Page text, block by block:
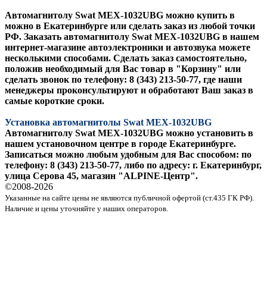
Автомагнитолу Swat MEX-1032UBG можно купить в
можно в Екатеринбурге или сделать заказ из любой точки
РФ. Заказать автомагнитолу Swat MEX-1032UBG в нашем
интернет-магазине автоэлектроники и автозвука можете
несколькими способами. Сделать заказ самостоятельно,
положив необходимый для Вас товар в "Корзину" или
сделать звонок по телефону: 8 (343) 213-50-77, где наши
менеджеры проконсультируют и обработают Ваш заказ в
самые короткие сроки.
Установка автомагнитолы Swat MEX-1032UBG
Автомагнитолу Swat MEX-1032UBG можно установить в
нашем установочном центре в городе Екатеринбурге.
Записаться можно любым удобным для Вас способом: по
телефону: 8 (343) 213-50-77, либо по адресу: г. Екатеринбург,
улица Серова 45, магазин "ALPINE-Центр".
©2008-2026
Указанные на сайте цены не являются публичной офертой (ст.435 ГК РФ).
Наличие и цены уточняйте у наших операторов.